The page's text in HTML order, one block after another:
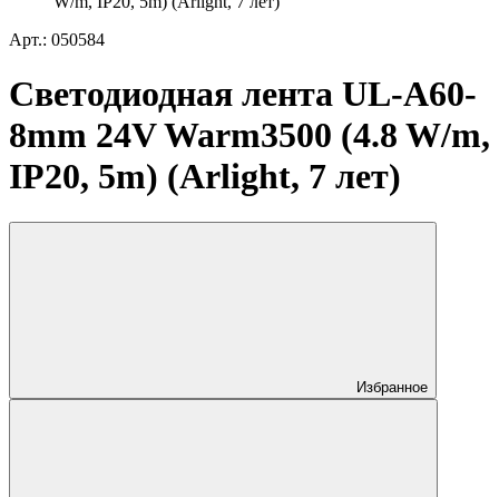
Арт.: 050584
Светодиодная лента UL-A60-
8mm 24V Warm3500 (4.8 W/m,
IP20, 5m) (Arlight, 7 лет)
Избранное